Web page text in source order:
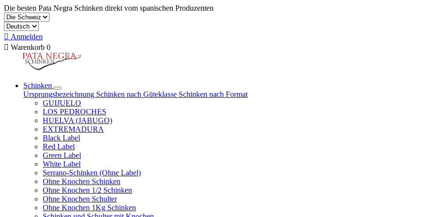
Die besten Pata Negra Schinken direkt vom spanischen Produzenten
 Anmelden
 Warenkorb 0
Schinken
Ursprungsbezeichnung Schinken nach Güteklasse Schinken nach Format
GUIJUELO
LOS PEDROCHES
HUELVA (JABUGO)
EXTREMADURA
Black Label
Red Label
Green Label
White Label
Serrano-Schinken (Ohne Label)
Ohne Knochen Schinken
Ohne Knochen 1/2 Schinken
Ohne Knochen Schulter
Ohne Knochen 1Kg Schinken